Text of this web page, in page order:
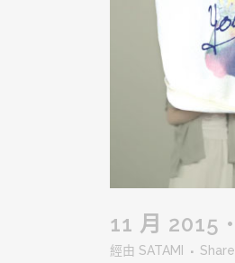
11 月 2015 •
經由 SATAMI Share